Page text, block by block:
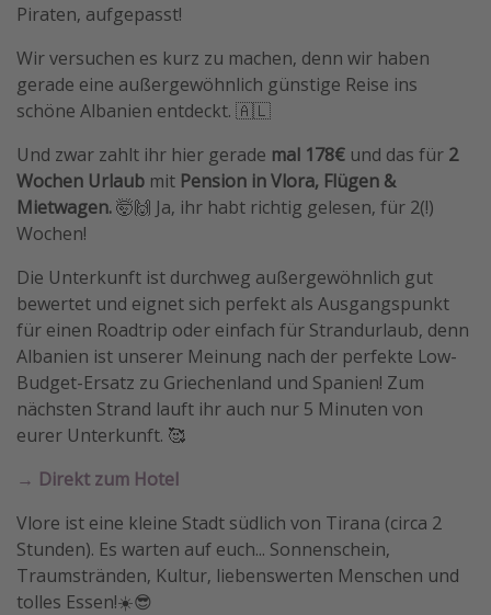
Rundreisen in Thailand
Bahnreisen in der Schweiz
Reisepassfreie Reiseziele
Silvesterreisen
Last Minute Urlaub Mallorca
Last Minute Urlaub Deutschland
Piraten, aufgepasst!
Wir versuchen es kurz zu machen, denn wir haben
gerade eine außergewöhnlich günstige Reise ins
schöne Albanien entdeckt. 🇦🇱
Und zwar zahlt ihr hier gerade mal 178€ und das für 2
Wochen Urlaub mit Pension in Vlora, Flügen &
Mietwagen.🤯🙌 Ja, ihr habt richtig gelesen, für 2(!)
Wochen!
Die Unterkunft ist durchweg außergewöhnlich gut
bewertet und eignet sich perfekt als Ausgangspunkt
für einen Roadtrip oder einfach für Strandurlaub, denn
Albanien ist unserer Meinung nach der perfekte Low-
Budget-Ersatz zu Griechenland und Spanien! Zum
nächsten Strand lauft ihr auch nur 5 Minuten von
eurer Unterkunft. 🥰
→ Direkt zum Hotel
Vlore ist eine kleine Stadt südlich von Tirana (circa 2
Stunden). Es warten auf euch... Sonnenschein,
Traumstränden, Kultur, liebenswerten Menschen und
tolles Essen!☀️😎